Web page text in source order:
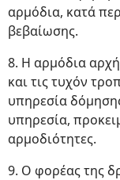
αρμόδια, κατά
βεβαίωσης.
8. Η αρμόδια αρχή
και τις τυχόν
υπηρεσία
υπηρεσία,
αρμοδιότητες.
9. Ο φορέας της